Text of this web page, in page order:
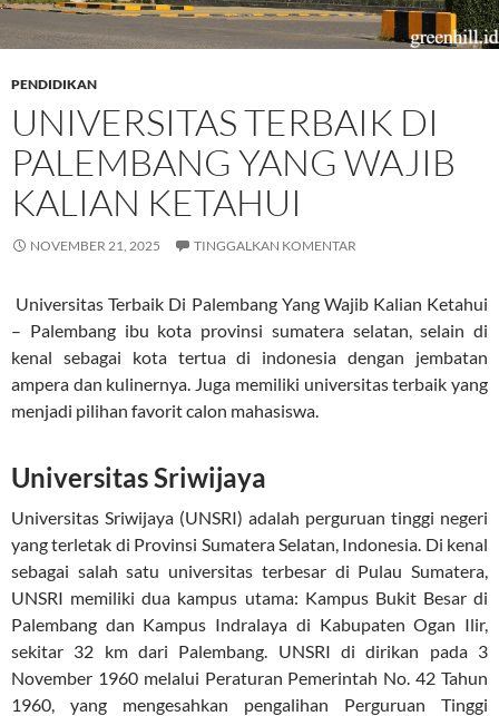
PENDIDIKAN
UNIVERSITAS TERBAIK DI
PALEMBANG YANG WAJIB
KALIAN KETAHUI
NOVEMBER 21, 2025 TINGGALKAN KOMENTAR
Universitas Terbaik Di Palembang Yang Wajib Kalian Ketahui
– Palembang ibu kota provinsi sumatera selatan, selain di
kenal sebagai kota tertua di indonesia dengan jembatan
ampera dan kulinernya. Juga memiliki universitas terbaik yang
menjadi pilihan favorit calon mahasiswa.
Universitas Sriwijaya
Universitas Sriwijaya (UNSRI) adalah perguruan tinggi negeri
yang terletak di Provinsi Sumatera Selatan, Indonesia. Di kenal
sebagai salah satu universitas terbesar di Pulau Sumatera,
UNSRI memiliki dua kampus utama: Kampus Bukit Besar di
Palembang dan Kampus Indralaya di Kabupaten Ogan Ilir,
sekitar 32 km dari Palembang.​ UNSRI di dirikan pada 3
November 1960 melalui Peraturan Pemerintah No. 42 Tahun
1960, yang mengesahkan pengalihan Perguruan Tinggi